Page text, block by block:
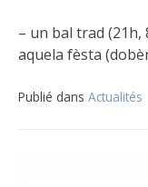
– un bal trad (21h,
aquela fèsta
Publié dans Actualités